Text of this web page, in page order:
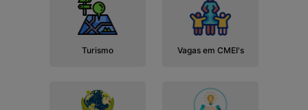
Turismo Vagas em CMEI's